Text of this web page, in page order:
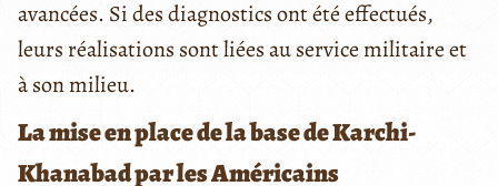
avancées. Si des diagnostics ont été effectués,
leurs réalisations sont liées au service militaire et
à son milieu.
La mise en place de la base de Karchi-
Khanabad par les Américains